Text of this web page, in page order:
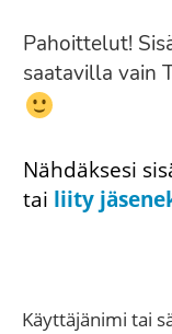
Pahoittelut!
saatavilla vain
Nähdäksesi
tai liity
Käyttäjänimi tai